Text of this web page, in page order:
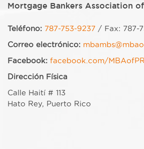
Mortgage Bankers Association
Teléfono: 787-753-9237 / Fax: 787-
Correo electrónico:
Facebook: facebook.com/MBAofPR
Dirección Física
Calle Haití # 113
Hato Rey, Puerto Rico